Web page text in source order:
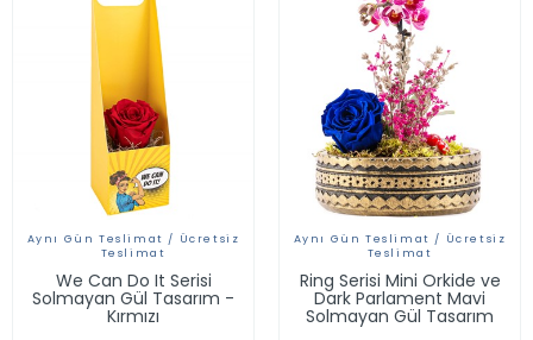
Aynı Gün Teslimat / Ücretsiz
Teslimat
We Can Do It Serisi
Solmayan Gül Tasarım -
Kırmızı
Aynı Gün Teslimat / Ücretsiz
Teslimat
Ring Serisi Mini Orkide ve
Dark Parlament Mavi
Solmayan Gül Tasarım